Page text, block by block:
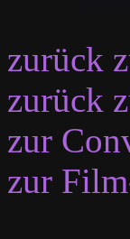
zurück
zurück
zur
zur